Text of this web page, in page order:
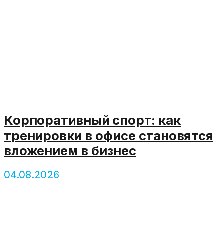
Корпоративный спорт: как
тренировки в офисе становятся
вложением в бизнес
04.08.2026